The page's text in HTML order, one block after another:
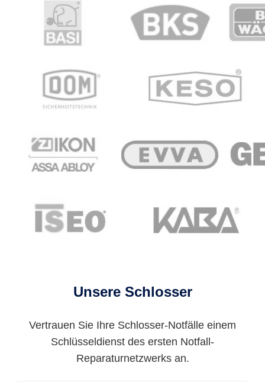
Unsere Schlosser
Vertrauen Sie Ihre Schlosser-Notfälle einem
Schlüsseldienst des ersten Notfall-
Reparaturnetzwerks an.